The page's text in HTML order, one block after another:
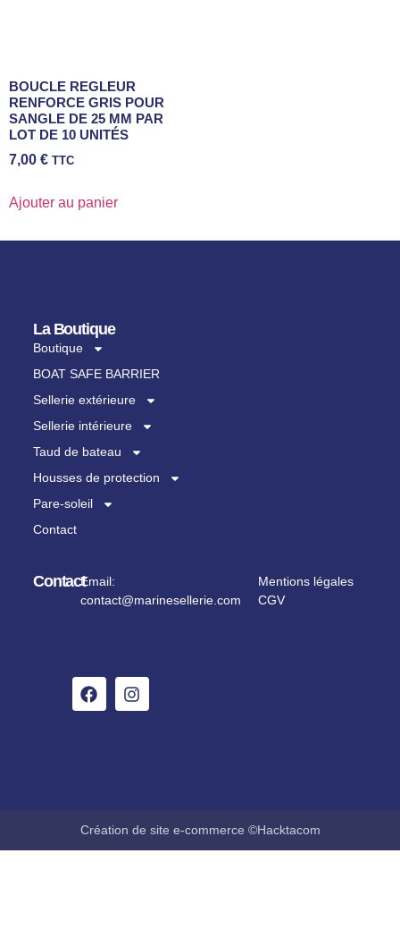
BOUCLE REGLEUR
RENFORCE GRIS POUR
SANGLE DE 25 MM PAR
LOT DE 10 UNITÉS
7,00 € TTC
Ajouter au panier
La Boutique
Boutique
BOAT SAFE BARRIER
Sellerie extérieure
Sellerie intérieure
Taud de bateau
Housses de protection
Pare-soleil
Contact
ContactEmail:
contact@marinesellerie.com
Mentions légales
CGV
Création de site e-commerce ©Hacktacom